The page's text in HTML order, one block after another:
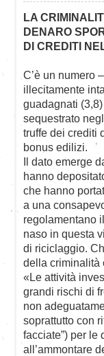
LA
DENARO
DI CREDITI
C’è un numero
illecitamente
guadagnati
sequestrato
truffe dei crediti
bonus edilizi.
Il dato emerge
hanno
che hanno
a una
regolamentano
naso in questa
di riciclaggio.
della criminalità
«Le attività
grandi rischi di
non
soprattutto con
facciate”) per
all’ammontare